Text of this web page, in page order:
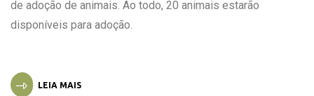
de adoção de animais. Ao todo, 20 animais estarão
disponíveis para adoção.
LEIA MAIS